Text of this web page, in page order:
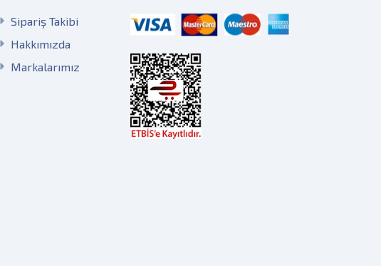
Sipariş Takibi
Hakkımızda
Markalarımız